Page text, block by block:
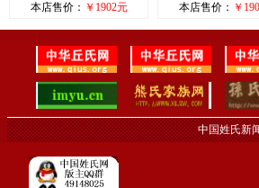
本店售价： ￥1902元
本店售价： ￥
中国姓氏新